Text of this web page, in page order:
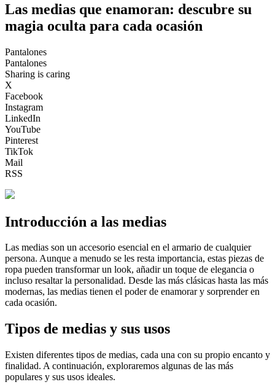
Las medias que enamoran: descubre su
magia oculta para cada ocasión
Pantalones
Pantalones
Sharing is caring
X
Facebook
Instagram
LinkedIn
YouTube
Pinterest
TikTok
Mail
RSS
Introducción a las medias
Las medias son un accesorio esencial en el armario de cualquier
persona. Aunque a menudo se les resta importancia, estas piezas de
ropa pueden transformar un look, añadir un toque de elegancia o
incluso resaltar la personalidad. Desde las más clásicas hasta las más
modernas, las medias tienen el poder de enamorar y sorprender en
cada ocasión.
Tipos de medias y sus usos
Existen diferentes tipos de medias, cada una con su propio encanto y
finalidad. A continuación, exploraremos algunas de las más
populares y sus usos ideales.